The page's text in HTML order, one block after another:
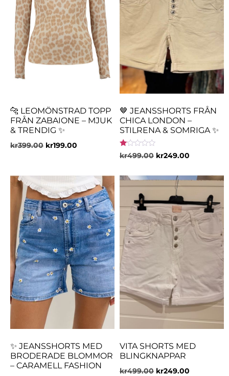
🐆 LEOMÖNSTRAD TOPP
FRÅN ZABAIONE – MJUK
& TRENDIG ✨
kr399.00 kr199.00
🤎 JEANSSHORTS FRÅN
CHICA LONDON –
STILRENA & SOMRIGA ✨
Betygsatt
1.00
kr499.00 kr249.00
✨ JEANSSHORTS MED
BRODERADE BLOMMOR
– CARAMELL FASHION
VITA SHORTS MED
BLINGKNAPPAR
kr499.00 kr249.00